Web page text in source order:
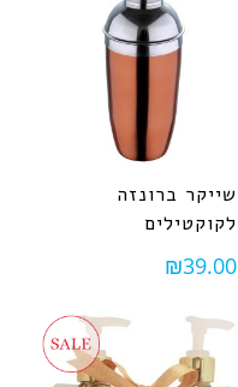
שייקר ברונזה
לקוקטילים
₪39.00